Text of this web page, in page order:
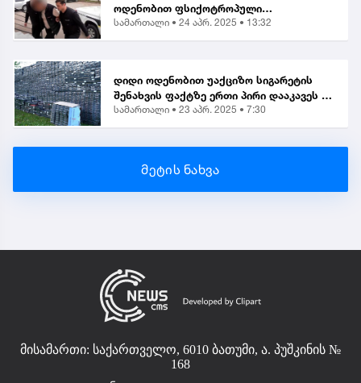
ოდენობით ფსიქოტროპული
ნივთიერების შეძენა-შენახვისა და
სამართალი • 24 აპრ. 2025 • 13:32
დიდი ოდენობით უაქციზო სიგარეტის
შენახვის ფაქტზე ერთი პირი დააკავეს |
საგამოძიებო
სამართალი • 23 აპრ. 2025 • 7:30
მეტის ნახვა
მისამართი: საქართველო, 6010 ბათუმი, ა. პუშკინის №
168